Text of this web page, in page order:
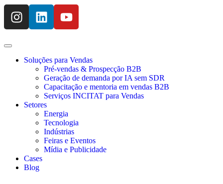
Soluções para Vendas
Pré-vendas & Prospecção B2B
Geração de demanda por IA sem SDR
Capacitação e mentoria em vendas B2B
Serviços INCITAT para Vendas
Setores
Energia
Tecnologia
Indústrias
Feiras e Eventos
Mídia e Publicidade
Cases
Blog